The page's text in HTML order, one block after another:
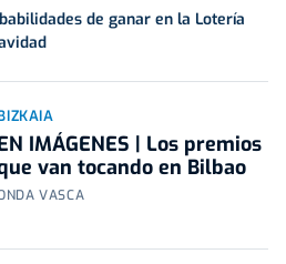
de ganar en la Lotería
IMÁGENES | Los premios
van tocando en Bilbao
VASCA